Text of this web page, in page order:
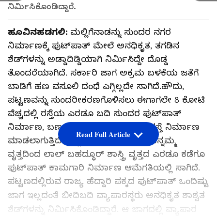
ನಿರ್ಮಿಸಿಕೊಂಡಿದ್ದಾರೆ.
ಹೂವಿನಹಡಗಲಿ: ಮಲ್ಲಿಗೆನಾಡನ್ನು ಸುಂದರ ನಗರ
ನಿರ್ಮಾಣಕ್ಕೆ ಫುಟ್‌ಪಾತ್‌ ಮೇಲೆ ಅನಧಿಕೃತ, ತಗಡಿನ
ಶೆಡ್‌ಗಳನ್ನು ಅಡ್ಡಾದಿಡ್ಡಿಯಾಗಿ ನಿರ್ಮಿಸಿದ್ದೇ ದೊಡ್ಡ
ತೊಂದರೆಯಾಗಿದೆ. ಸರ್ಕಾರಿ ಜಾಗ ಅಕ್ರಮ ಬಳಕೆಯ ಜತೆಗೆ
ಬಾಡಿಗೆ ಹಣ ವಸೂಲಿ ದಂಧೆ ಎಗ್ಗಿಲ್ಲದೇ ಸಾಗಿದೆ.ಹೌದು,
ಪಟ್ಟಣವನ್ನು ಸುಂದರೀಕರಣಗೊಳಿಸಲು ಈಗಾಗಲೇ ₹8 ಕೋಟಿ
ವೆಚ್ಚದಲ್ಲಿ ರಸ್ತೆಯ ಎರಡೂ ಬದಿ ಸುಂದರ ಫುಟ್‌ಪಾತ್‌
ನಿರ್ಮಾಣ, ಬಣ್ಣ ಬಣ್ಣದ ಕರೆಂಟ್‌ ವ್ಯವಸ್ಥೆ, ರಸ್ತೆ ನಿರ್ಮಾಣ
ಮಾಡಲಾಗುತ್ತಿದೆ. ಪಟ್ಟಣದ ಕಿತ್ತೂರು ರಾಣಿ ಚೆನ್ನಮ್ಮ
ವೃತ್ತದಿಂದ ಲಾಲ್‌ ಬಹದ್ಧೂರ್‌ ಶಾಸ್ತ್ರಿ ವೃತ್ತದ ಎರಡೂ ಕಡೆಗೂ
ಫುಟ್‌ಪಾತ್‌ ಕಾಮಗಾರಿ ನಿರ್ಮಾಣ ಆಮೆಗತಿಯಲ್ಲಿ ಸಾಗಿದೆ.
ಪಟ್ಟಣದಲ್ಲಿರುವ ರಾಜ್ಯ ಹೆದ್ದಾರಿ ಪಕ್ಕದ ಫುಟ್‌ಪಾತ್‌ ಒಂದಿಷ್ಟು
ಜಾಗ ಇಲ್ಲದಂತೆ ಬೀದಿಬದಿ ವ್ಯಾಪಾರಸ್ಥರು ಅನಧಿಕೃತ ಶಾಶ್ವತ
ಶೆಡ್‌ಗಳನ್ನು ನಿರ್ಮಿಸಿಕೊಂಡಿದ್ದಾರೆ. ಆ ಜಾಗದಲ್ಲಿ ವ್ಯಾಪಾರ
Read Full Article